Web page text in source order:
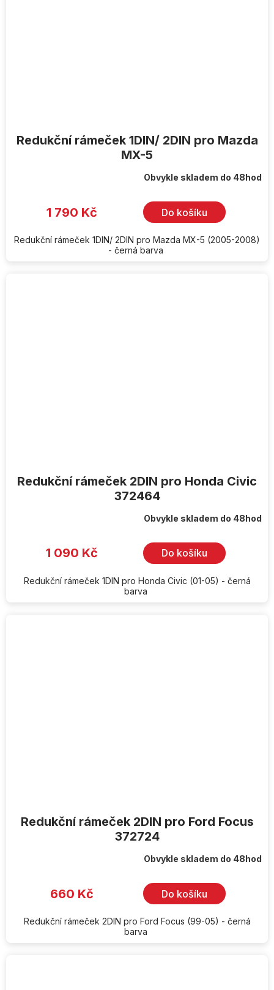
Redukční rámeček 1DIN/ 2DIN pro Mazda
MX-5
Obvykle skladem do 48hod
1 790 Kč Do košíku
Redukční rámeček 1DIN/ 2DIN pro Mazda MX-5 (2005-2008)
- černá barva
Redukční rámeček 2DIN pro Honda Civic
372464
Obvykle skladem do 48hod
1 090 Kč Do košíku
Redukční rámeček 1DIN pro Honda Civic (01-05) - černá
barva
Redukční rámeček 2DIN pro Ford Focus
372724
Obvykle skladem do 48hod
660 Kč Do košíku
Redukční rámeček 2DIN pro Ford Focus (99-05) - černá
barva